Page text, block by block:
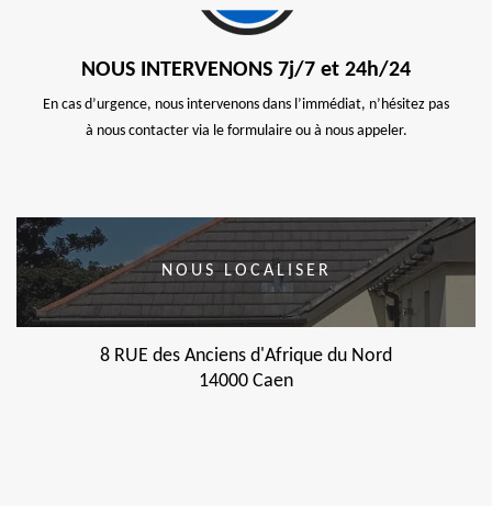
NOUS INTERVENONS 7j/7 et 24h/24
En cas d’urgence, nous intervenons dans l’immédiat, n’hésitez pas
à nous contacter via le formulaire ou à nous appeler.
NOUS LOCALISER
8 RUE des Anciens d'Afrique du Nord
14000 Caen